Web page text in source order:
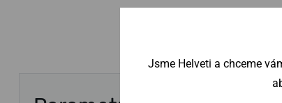
Jsme Helveti a chceme